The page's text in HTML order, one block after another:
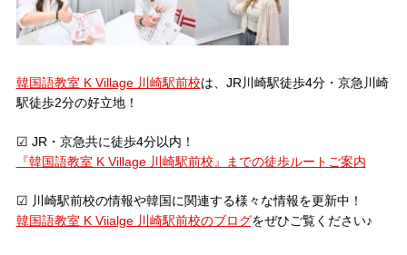
韓国語教室 K Village 川崎駅前校は、JR川崎駅徒歩4分・京急川崎
駅徒歩2分の好立地！
☑ JR・京急共に徒歩4分以内！
『韓国語教室 K Village 川崎駅前校』までの徒歩ルートご案内
☑ 川崎駅前校の情報や韓国に関連する様々な情報を更新中！
韓国語教室 K Viialge 川崎駅前校のブログをぜひご覧ください♪